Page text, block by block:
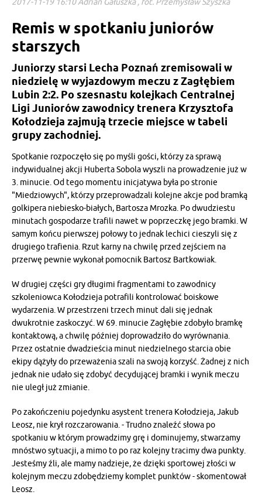
Remis w spotkaniu juniorów
starszych
Juniorzy starsi Lecha Poznań zremisowali w
niedzielę w wyjazdowym meczu z Zagłębiem
Lubin 2:2. Po szesnastu kolejkach Centralnej
Ligi Juniorów zawodnicy trenera Krzysztofa
Kołodzieja zajmują trzecie miejsce w tabeli
grupy zachodniej.
Spotkanie rozpoczęło się po myśli gości, którzy za sprawą
indywidualnej akcji Huberta Sobola wyszli na prowadzenie już w
3. minucie. Od tego momentu inicjatywa była po stronie
"Miedziowych", którzy przeprowadzali kolejne akcje pod bramką
golkipera niebiesko-białych, Bartosza Mrozka. Po dwudziestu
minutach gospodarze trafili nawet w poprzeczkę jego bramki. W
samym końcu pierwszej połowy to jednak lechici cieszyli się z
drugiego trafienia. Rzut karny na chwilę przed zejściem na
przerwę pewnie wykonał pomocnik Bartosz Bartkowiak.
W drugiej części gry długimi fragmentami to zawodnicy
szkoleniowca Kołodzieja potrafili kontrolować boiskowe
wydarzenia. W przestrzeni trzech minut dali się jednak
dwukrotnie zaskoczyć. W 69. minucie Zagłębie zdobyło bramkę
kontaktową, a chwilę później doprowadziło do wyrównania.
Przez ostatnie dwadzieścia minut niedzielnego starcia obie
ekipy dążyły do przeważenia szali na swoją korzyść. Żadnej z nich
jednak nie udało się zdobyć decydującej bramki i wynik meczu
nie uległ już zmianie.
Po zakończeniu pojedynku asystent trenera Kołodzieja, Jakub
Leosz, nie krył rozczarowania. - Trudno znaleźć słowa po
spotkaniu w którym prowadzimy grę i dominujemy, stwarzamy
mnóstwo sytuacji, a mimo to po raz kolejny tracimy dwa punkty.
Jesteśmy źli, ale mamy nadzieje, że dzięki sportowej złości w
kolejnym meczu zdobędziemy komplet punktów - skomentował
Leosz.